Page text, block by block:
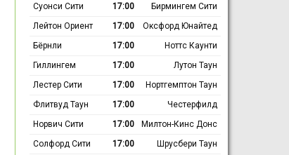
Суонси Сити
17:00
Бирмингем Сити
Лейтон Ориент
17:00
Оксфорд Юнайтед
Бёрнли
17:00
Ноттс Каунти
Гиллингем
17:00
Лутон Таун
Лестер Сити
17:00
Нортгемптон Таун
Флитвуд Таун
17:00
Честерфилд
Норвич Сити
17:00
Милтон-Кинс Донс
Солфорд Сити
17:00
Шрусбери Таун